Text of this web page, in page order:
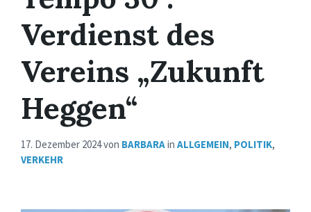
Verdienst des
Vereins „Zukunft
Heggen“
17. Dezember 2024von BARBARAin ALLGEMEIN, POLITIK,
VERKEHR